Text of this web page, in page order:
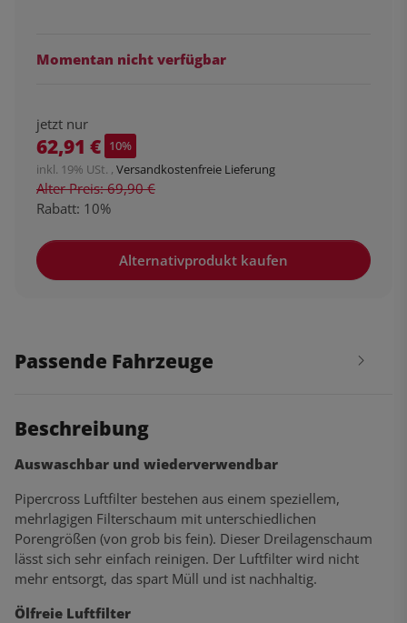
Momentan nicht verfügbar
jetzt nur
62,91 € 10%
inkl. 19% USt. , Versandkostenfreie Lieferung
Alter Preis: 69,90 €
Rabatt: 10%
Alternativprodukt kaufen
Passende Fahrzeuge
Beschreibung
Auswaschbar und wiederverwendbar
Pipercross Luftfilter bestehen aus einem speziellem,
mehrlagigen Filterschaum mit unterschiedlichen
Porengrößen (von grob bis fein). Dieser Dreilagenschaum
lässt sich sehr einfach reinigen. Der Luftfilter wird nicht
mehr entsorgt, das spart Müll und ist nachhaltig.
Ölfreie Luftfilter